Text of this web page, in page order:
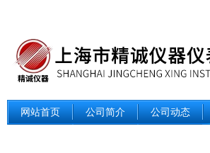
网站首页 公司简介 公司动态